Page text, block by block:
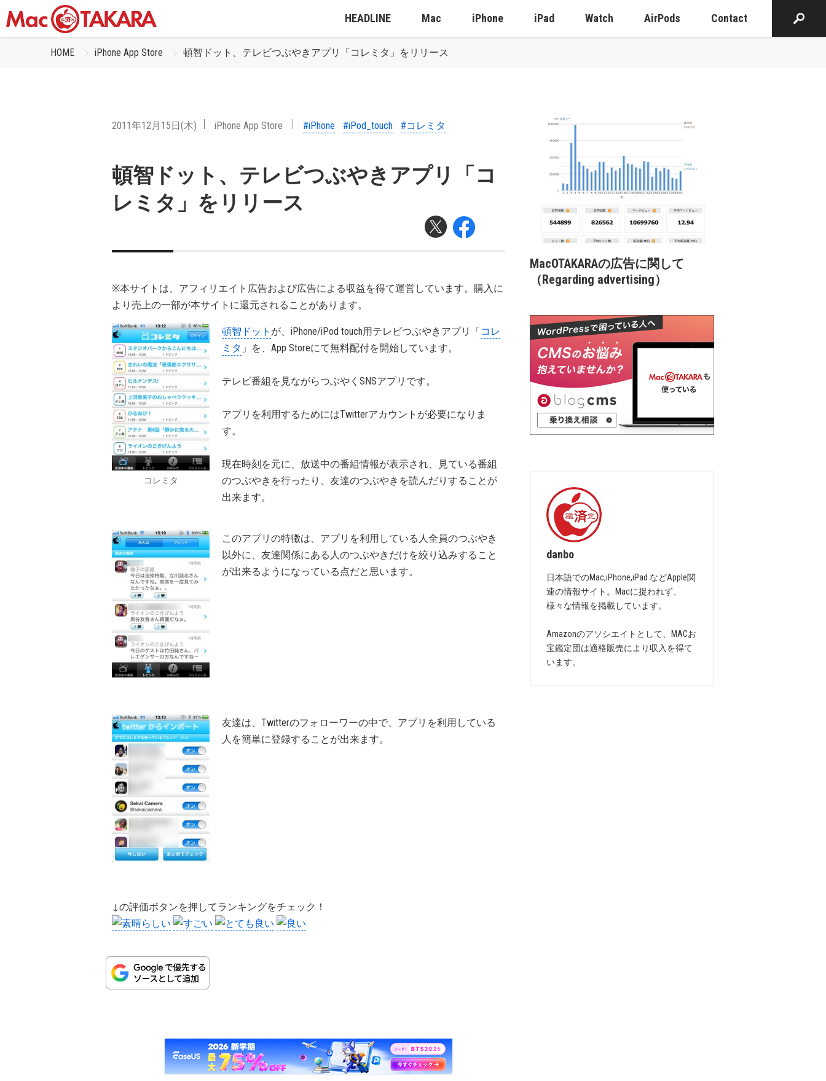
HEADLINE Mac iPhone iPad Watch AirPods Contact
HOME iPhone App Store 頓智ドット、テレビつぶやきアプリ「コレミタ」をリリース
2011年12月15日(木) iPhone App Store #iPhone #iPod_touch #コレミタ
頓智ドット、テレビつぶやきアプリ「コ
レミタ」をリリース
※本サイトは、アフィリエイト広告および広告による収益を得て運営しています。購入に
より売上の一部が本サイトに還元されることがあります。
コレミタ
頓智ドット が、iPhone/iPod touch用テレビつぶやきアプリ「コレ
ミタ 」を、App Storeにて無料配付を開始しています。
テレビ番組を見ながらつぶやくSNSアプリです。
アプリを利用するためにはTwitterアカウントが必要になりま
す。
現在時刻を元に、放送中の番組情報が表示され、見ている番組
のつぶやきを行ったり、友達のつぶやきを読んだりすることが
出来ます。
このアプリの特徴は、アプリを利用している人全員のつぶやき
以外に、友達関係にある人のつぶやきだけを絞り込みすること
が出来るようになっている点だと思います。
友達は、Twitterのフォローワーの中で、アプリを利用している
人を簡単に登録することが出来ます。
↓の評価ボタンを押してランキングをチェック！
MacOTAKARAの広告に関して
（Regarding advertising）
danbo
日本語でのMac,iPhone,iPad などApple関
連の情報サイト。Macに捉われず、
様々な情報を掲載しています。
Amazonのアソシエイトとして、MACお
宝鑑定団は適格販売により収入を得て
います。